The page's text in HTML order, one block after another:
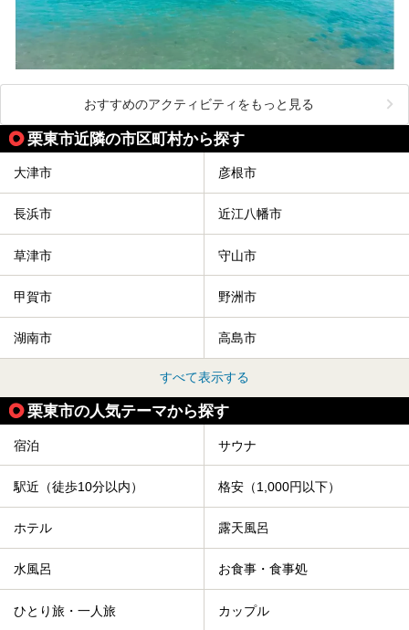
おすすめのアクティビティをもっと見る
栗東市近隣の市区町村から探す
大津市 彦根市
長浜市 近江八幡市
草津市 守山市
甲賀市 野洲市
湖南市 高島市
すべて表示する
栗東市の人気テーマから探す
宿泊 サウナ
駅近（徒歩10分以内） 格安（1,000円以下）
ホテル 露天風呂
水風呂 お食事・食事処
ひとり旅・一人旅 カップル